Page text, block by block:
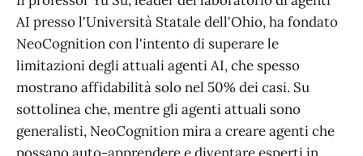
AI presso l'Università Statale dell'Ohio, ha fondato
NeoCognition con l'intento di superare le
limitazioni degli attuali agenti AI, che spesso
mostrano affidabilità solo nel 50% dei casi. Su
sottolinea che, mentre gli agenti attuali sono
generalisti, NeoCognition mira a creare agenti che